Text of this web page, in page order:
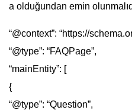
a olduğundan emin
“@context”: “https://
“@type”: “FAQPage”,
“mainEntity”: [
{
“@type”: “Question”,